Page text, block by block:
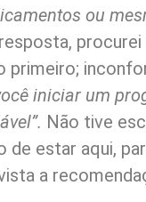
ou
primeiro;
iniciar um
Não tive
de estar aqui,
a